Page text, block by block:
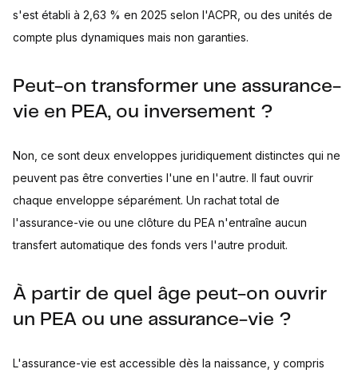
s'est établi à 2,63 % en 2025 selon l'ACPR, ou des unités de
compte plus dynamiques mais non garanties.
Peut-on transformer une assurance-
vie en PEA, ou inversement ?
Non, ce sont deux enveloppes juridiquement distinctes qui ne
peuvent pas être converties l'une en l'autre. Il faut ouvrir
chaque enveloppe séparément. Un rachat total de
l'assurance-vie ou une clôture du PEA n'entraîne aucun
transfert automatique des fonds vers l'autre produit.
À partir de quel âge peut-on ouvrir
un PEA ou une assurance-vie ?
L'assurance-vie est accessible dès la naissance, y compris